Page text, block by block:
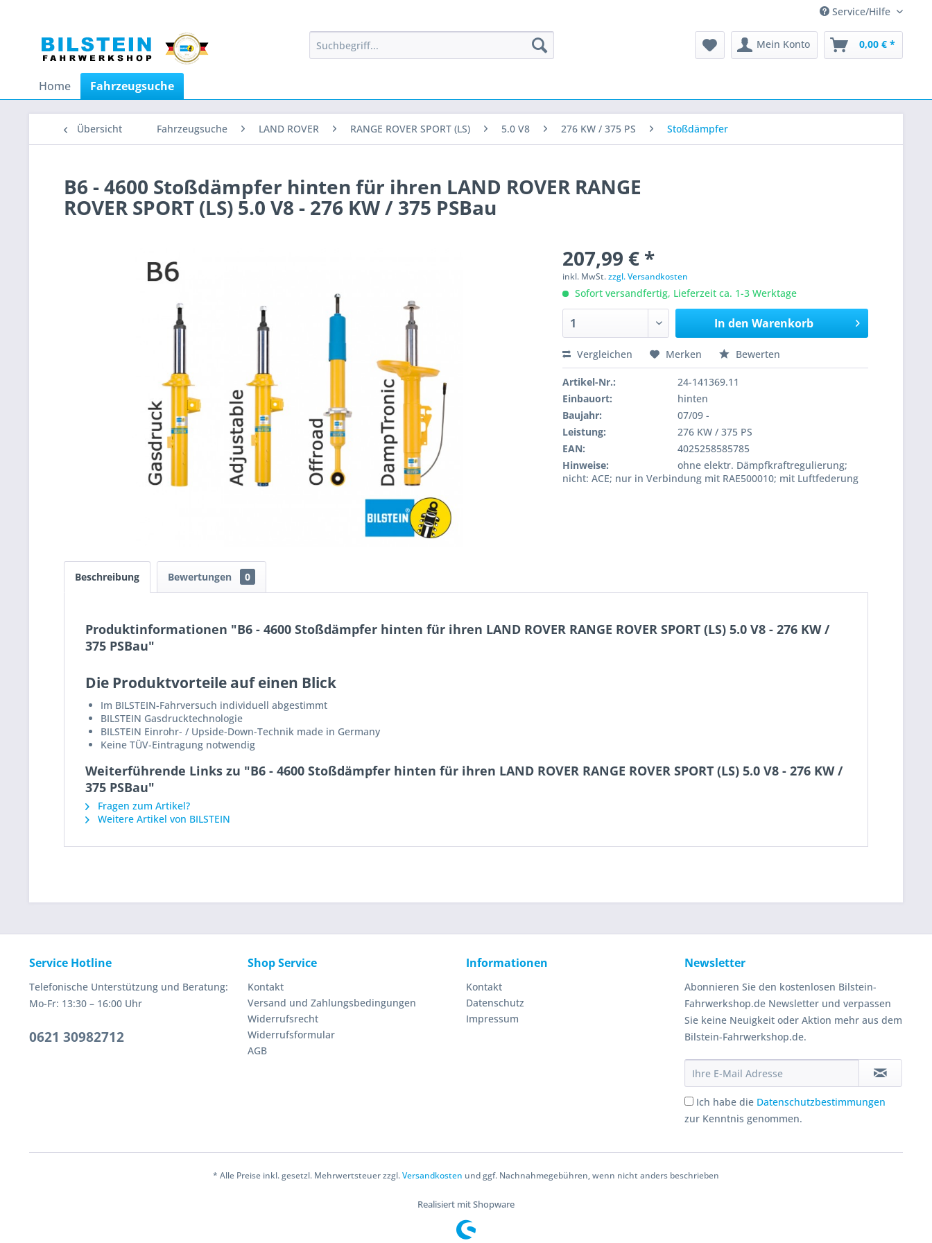
Service/Hilfe
Mein Konto 0,00 € *
Home Fahrzeugsuche
Übersicht Fahrzeugsuche LAND ROVER RANGE ROVER SPORT (LS) 5.0 V8 276 KW / 375 PS Stoßdämpfer
B6 - 4600 Stoßdämpfer hinten für ihren LAND ROVER RANGE
ROVER SPORT (LS) 5.0 V8 - 276 KW / 375 PSBau
207,99 € *
inkl. MwSt.zzgl. Versandkosten
Sofort versandfertig, Lieferzeit ca. 1-3 Werktage
In den Warenkorb
Vergleichen Merken Bewerten
Artikel-Nr.:
24-141369.11
Einbauort:
hinten
Baujahr:
07/09 -
Leistung:
276 KW / 375 PS
EAN:
4025258585785
Hinweise:
ohne elektr. Dämpfkraftregulierung;
nicht: ACE; nur in Verbindung mit RAE500010; mit Luftfederung
Beschreibung Bewertungen 0
Produktinformationen "B6 - 4600 Stoßdämpfer hinten für ihren LAND ROVER RANGE ROVER SPORT (LS) 5.0 V8 - 276 KW /
375 PSBau"
Die Produktvorteile auf einen Blick
Im BILSTEIN-Fahrversuch individuell abgestimmt
BILSTEIN Gasdrucktechnologie
BILSTEIN Einrohr- / Upside-Down-Technik made in Germany
Keine TÜV-Eintragung notwendig
Weiterführende Links zu "B6 - 4600 Stoßdämpfer hinten für ihren LAND ROVER RANGE ROVER SPORT (LS) 5.0 V8 - 276 KW /
375 PSBau"
Fragen zum Artikel?
Weitere Artikel von BILSTEIN
Service Hotline
Telefonische Unterstützung und Beratung:
Mo-Fr: 13:30 – 16:00 Uhr
0621 30982712
Shop Service
Kontakt
Versand und Zahlungsbedingungen
Widerrufsrecht
Widerrufsformular
AGB
Informationen
Kontakt
Datenschutz
Impressum
Newsletter
Abonnieren Sie den kostenlosen Bilstein-
Fahrwerkshop.de Newsletter und verpassen
Sie keine Neuigkeit oder Aktion mehr aus dem
Bilstein-Fahrwerkshop.de.
Ich habe die Datenschutzbestimmungen
zur Kenntnis genommen.
* Alle Preise inkl. gesetzl. Mehrwertsteuer zzgl.Versandkosten und ggf. Nachnahmegebühren, wenn nicht anders beschrieben
Realisiert mit Shopware